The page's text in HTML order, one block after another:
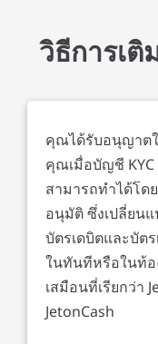
วิธีการเ
คุณได้รับอนุญาตใ
คุณเมื่อบัญชี
สามารถทำได้โด
อนุมัติ ซึ่งเปลี่ยน
บัตรเดบิตและบัต
ในทันทีหรือในท้อ
เสมือนที่เรียกว่า
JetonCash